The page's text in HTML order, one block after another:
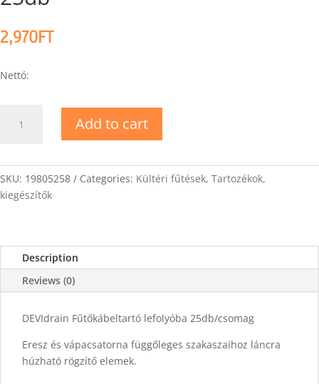
2,970FT
Nettó:
Kábeltartó
quantity
Add to cart
SKU: 19805258 Categories: Kültéri fűtések, Tartozékok,
kiegészítők
Description
Reviews (0)
DEVIdrain Fűtőkábeltartó lefolyóba 25db/csomag
Eresz és vápacsatorna függőleges szakaszaihoz láncra
húzható rögzítő elemek.